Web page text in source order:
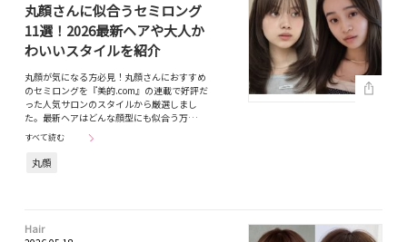
丸顔さんに似合うセミロング
11選！2026最新ヘアや大人か
わいいスタイルを紹介
丸顔が気になる方必見！丸顔さんにおすすめ
のセミロングを『美的.com』の連載で好評だ
った人気サロンのスタイルから厳選しまし
た。最新ヘアはどんな顔型にも似合う万…
すべて読む
丸顔
Hair